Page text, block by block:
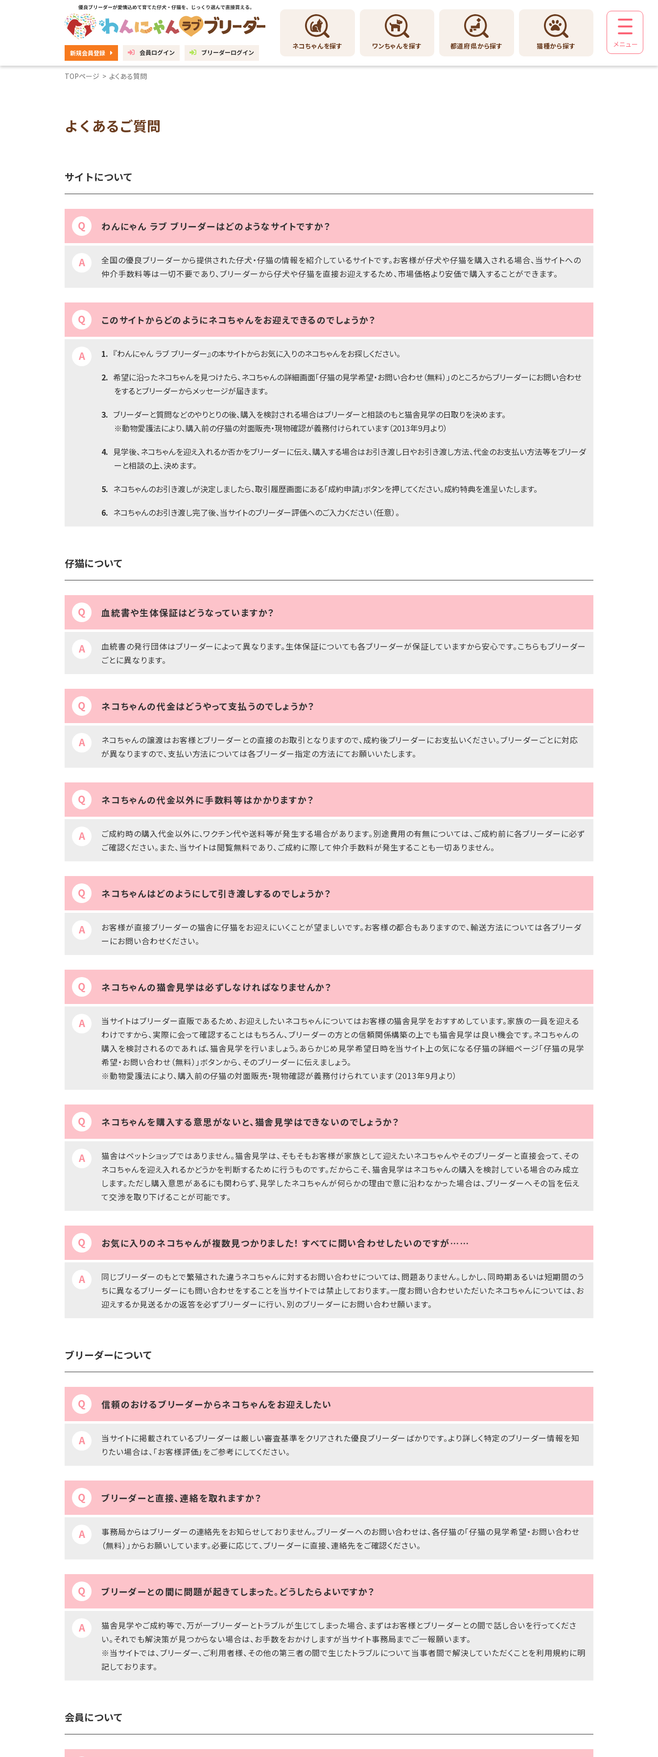
新規会員登録 会員ログイン ブリーダーログイン
ネコちゃんを探す ワンちゃんを探す 都道府県から探す 猫種から探す メニュー
TOPページ > よくある質問
よくあるご質問
サイトについて
わんにゃん ラブ ブリーダーはどのようなサイトですか？
全国の優良ブリーダーから提供された仔犬・仔猫の情報を紹介しているサイトです。お客様が仔犬や仔猫を購入される場合、当サイトへの
仲介手数料等は一切不要であり、ブリーダーから仔犬や仔猫を直接お迎えするため、市場価格より安価で購入することができます。
このサイトからどのようにネコちゃんをお迎えできるのでしょうか？
1. 『わんにゃん ラブ ブリーダー』の本サイトからお気に入りのネコちゃんをお探しください。
2. 希望に沿ったネコちゃんを見つけたら、ネコちゃんの詳細画面「仔猫の見学希望・お問い合わせ（無料）」のところからブリーダーにお問い合わせ
をするとブリーダーからメッセージが届きます。
3. ブリーダーと質問などのやりとりの後、購入を検討される場合はブリーダーと相談のもと猫舎見学の日取りを決めます。
※動物愛護法により、購入前の仔猫の対面販売・現物確認が義務付けられています（2013年9月より）
4. 見学後、ネコちゃんを迎え入れるか否かをブリーダーに伝え、購入する場合はお引き渡し日やお引き渡し方法、代金のお支払い方法等をブリーダ
ーと相談の上、決めます。
5. ネコちゃんのお引き渡しが決定しましたら、取引履歴画面にある「成約申請」ボタンを押してください。成約特典を進呈いたします。
6. ネコちゃんのお引き渡し完了後、当サイトのブリーダー評価へのご入力ください（任意）。
仔猫について
血統書や生体保証はどうなっていますか？
血統書の発行団体はブリーダーによって異なります。生体保証についても各ブリーダーが保証していますから安心です。こちらもブリーダー
ごとに異なります。
ネコちゃんの代金はどうやって支払うのでしょうか？
ネコちゃんの譲渡はお客様とブリーダーとの直接のお取引となりますので、成約後ブリーダーにお支払いください。ブリーダーごとに対応
が異なりますので、支払い方法については各ブリーダー指定の方法にてお願いいたします。
ネコちゃんの代金以外に手数料等はかかりますか？
ご成約時の購入代金以外に、ワクチン代や送料等が発生する場合があります。別途費用の有無については、ご成約前に各ブリーダーに必ず
ご確認ください。また、当サイトは閲覧無料であり、ご成約に際して仲介手数料が発生することも一切ありません。
ネコちゃんはどのようにして引き渡しするのでしょうか？
お客様が直接ブリーダーの猫舎に仔猫をお迎えにいくことが望ましいです。お客様の都合もありますので、輸送方法については各ブリーダ
ーにお問い合わせください。
ネコちゃんの猫舎見学は必ずしなければなりませんか？
当サイトはブリーダー直販であるため、お迎えしたいネコちゃんについてはお客様の猫舎見学をおすすめしています。家族の一員を迎える
わけですから、実際に会って確認することはもちろん、ブリーダーの方との信頼関係構築の上でも猫舎見学は良い機会です。ネコちゃんの
購入を検討されるのであれば、猫舎見学を行いましょう。あらかじめ見学希望日時を当サイト上の気になる仔猫の詳細ページ「仔猫の見学
希望・お問い合わせ（無料）」ボタンから、そのブリーダーに伝えましょう。
※動物愛護法により、購入前の仔猫の対面販売・現物確認が義務付けられています（2013年9月より）
ネコちゃんを購入する意思がないと、猫舎見学はできないのでしょうか？
猫舎はペットショップではありません。猫舎見学は、そもそもお客様が家族として迎えたいネコちゃんやそのブリーダーと直接会って、その
ネコちゃんを迎え入れるかどうかを判断するために行うものです。だからこそ、猫舎見学はネコちゃんの購入を検討している場合のみ成立
します。ただし購入意思があるにも関わらず、見学したネコちゃんが何らかの理由で意に沿わなかった場合は、ブリーダーへその旨を伝え
て交渉を取り下げることが可能です。
お気に入りのネコちゃんが複数見つかりました！ すべてに問い合わせしたいのですが……
同じブリーダーのもとで繁殖された違うネコちゃんに対するお問い合わせについては、問題ありません。しかし、同時期あるいは短期間のう
ちに異なるブリーダーにも問い合わせをすることを当サイトでは禁止しております。一度お問い合わせいただいたネコちゃんについては、お
迎えするか見送るかの返答を必ずブリーダーに行い、別のブリーダーにお問い合わせ願います。
ブリーダーについて
信頼のおけるブリーダーからネコちゃんをお迎えしたい
当サイトに掲載されているブリーダーは厳しい審査基準をクリアされた優良ブリーダーばかりです。より詳しく特定のブリーダー情報を知
りたい場合は、「お客様評価」をご参考にしてください。
ブリーダーと直接、連絡を取れますか？
事務局からはブリーダーの連絡先をお知らせしておりません。ブリーダーへのお問い合わせは、各仔猫の「仔猫の見学希望・お問い合わせ
（無料）」からお願いしています。必要に応じて、ブリーダーに直接、連絡先をご確認ください。
ブリーダーとの間に問題が起きてしまった。どうしたらよいですか？
猫舎見学やご成約等で、万が一ブリーダーとトラブルが生じてしまった場合、まずはお客様とブリーダーとの間で話し合いを行ってくださ
い。それでも解決策が見つからない場合は、お手数をおかけしますが当サイト事務局までご一報願います。
※当サイトでは、ブリーダー、ご利用者様、その他の第三者の間で生じたトラブルについて当事者間で解決していただくことを利用規約に明
記しております。
会員について